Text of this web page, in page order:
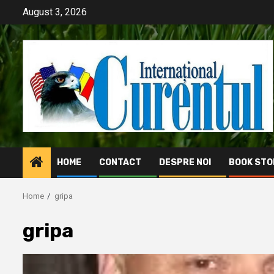
content
August 3, 2026
HOME CONTACT DESPRE NOI BOOK
Home gripa
gripa